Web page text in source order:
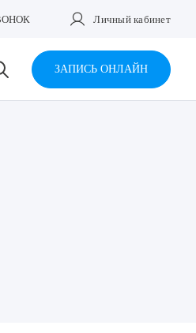
Личный кабинет
ЗАПИСЬ ОНЛАЙН